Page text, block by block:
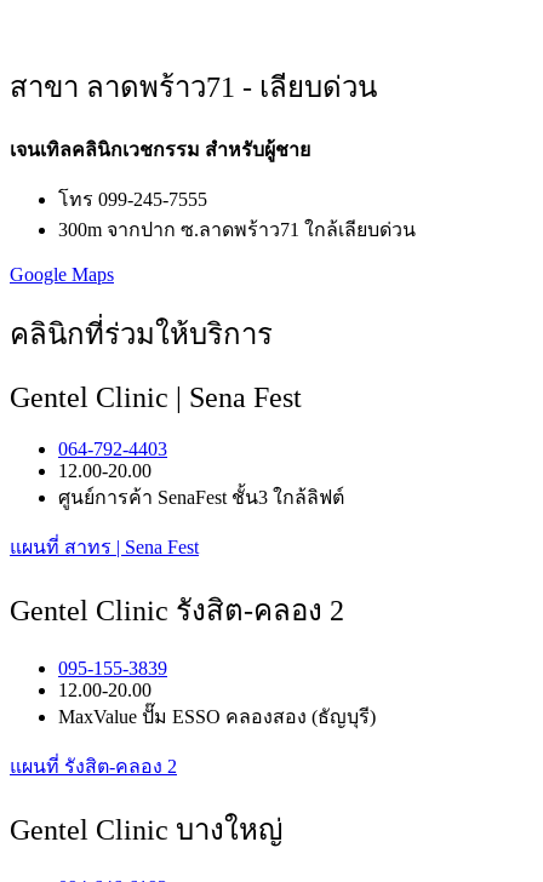
สาขา ลาดพร้าว71 - เลียบด่วน
เจนเทิลคลินิกเวชกรรม สำหรับผู้ชาย
โทร 099-245-7555
300m จากปาก ซ.ลาดพร้าว71 ใกล้เลียบด่วน
Google Maps
คลินิกที่ร่วมให้บริการ
Gentel Clinic | Sena Fest
064-792-4403
12.00-20.00
ศูนย์การค้า SenaFest ชั้น3 ใกล้ลิฟต์
แผนที่ สาทร | Sena Fest
Gentel Clinic รังสิต-คลอง 2
095-155-3839
12.00-20.00
MaxValue ปั๊ม ESSO คลองสอง (ธัญบุรี)
แผนที่ รังสิต-คลอง 2
Gentel Clinic บางใหญ่